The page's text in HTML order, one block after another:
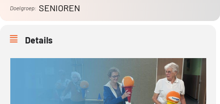
Doelgroep: SENIOREN
Details